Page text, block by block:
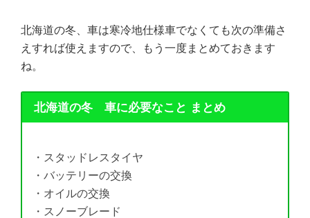
北海道の冬、車は寒冷地仕様車でなくても次の準備さ
えすれば使えますので、もう一度まとめておきます
ね。
北海道の冬 車に必要なこと まとめ
・スタッドレスタイヤ
・バッテリーの交換
・オイルの交換
・スノーブレード